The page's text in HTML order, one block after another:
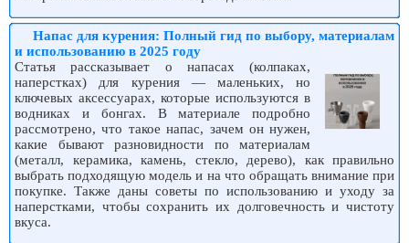
Напас для курения: Полный гид по выбору, материалам
и использованию в 2025 году
Статья рассказывает о напасах (колпаках,
наперстках) для курения — маленьких, но
ключевых аксессуарах, которые используются в
водниках и бонгах. В материале подробно
рассмотрено, что такое напас, зачем он нужен,
какие бывают разновидности по материалам
(металл, керамика, камень, стекло, дерево), как правильно
выбрать подходящую модель и на что обращать внимание при
покупке. Также даны советы по использованию и уходу за
наперстками, чтобы сохранить их долговечность и чистоту
вкуса.